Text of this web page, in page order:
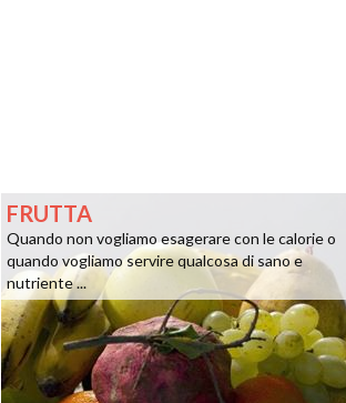
FRUTTA
Quando non vogliamo esagerare con le calorie o
quando vogliamo servire qualcosa di sano e
nutriente ...